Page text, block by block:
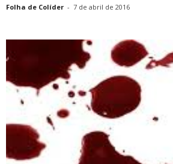
Folha de Colíder - 7 de abril de 2016